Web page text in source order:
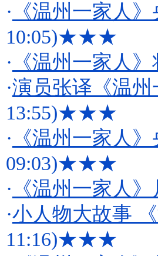
· 《温州一家人
10:05)★★★
· 《温州一家人
·演员张译《温
13:55)★★★
· 《温州一家人
09:03)★★★
· 《温州一家人
·小人物大故事
11:16)★★★